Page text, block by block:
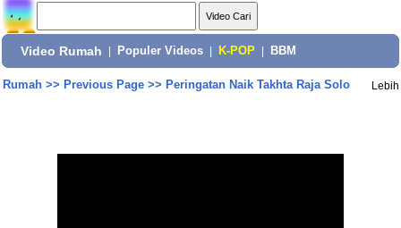
Video Rumah Populer Videos K-POP BBM
Rumah>> Previous Page>> Peringatan Naik Takhta Raja Solo Lebih